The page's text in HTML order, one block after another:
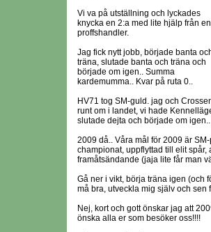
Vi va på utställning och lyckades
knycka en 2:a med lite hjälp från en
proffshandler.
Jag fick nytt jobb, började banta
träna, slutade banta och träna och
började om igen.. Summa
kardemumma.. Kvar på ruta 0..
HV71 tog SM-guld. jag och
runt om i landet, vi hade
slutade dejta och började om
2009 då.. Våra mål för 2009 är
championat, uppflyttad till elit spår,
framåtsändande (jaja lite får man
Gå ner i vikt, börja träna igen (och
må bra, utveckla mig själv och sen
Nej, kort och gott önskar jag att
önska alla er som besöker oss!!!!